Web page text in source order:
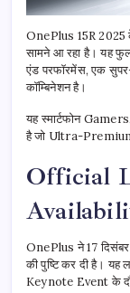
OnePlus 15R 2025
सामने आ रहा है। यह
एंड परफॉरमेंस, एक
कॉम्बिनेशन है।
यह स्मार्टफोन
है जो Ultra-
Official
OnePlus ने 17
की पुष्टि कर दी है।
Keynote Event के